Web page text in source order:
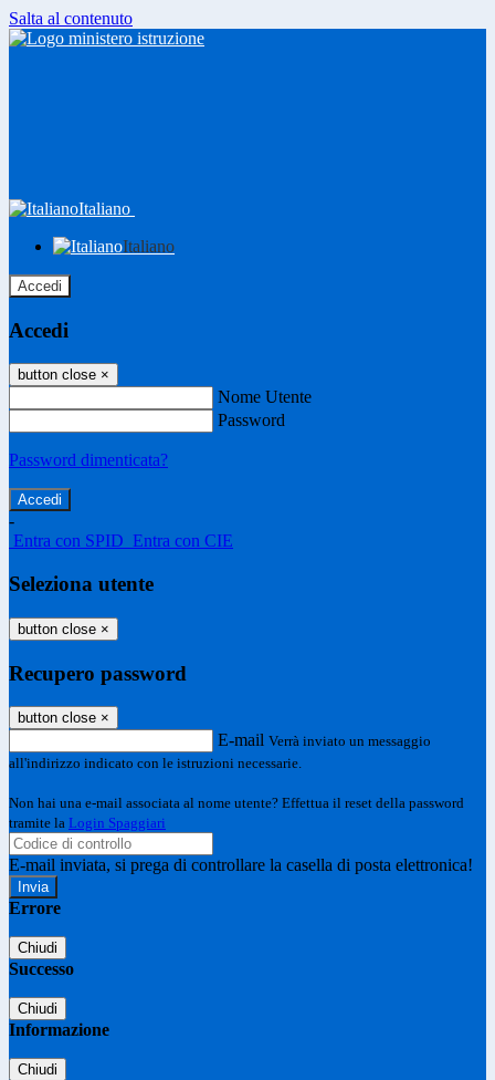
Salta al contenuto
Italiano
Italiano
Accedi
Accedi
button close ×
Nome Utente
Password
Password dimenticata?
-
Entra con SPID Entra con CIE
Seleziona utente
button close ×
Recupero password
button close ×
E-mail Verrà inviato un messaggio
all'indirizzo indicato con le istruzioni necessarie.
Non hai una e-mail associata al nome utente? Effettua il reset della password
tramite la Login Spaggiari
E-mail inviata, si prega di controllare la casella di posta elettronica!
Errore
Chiudi
Successo
Chiudi
Informazione
Chiudi